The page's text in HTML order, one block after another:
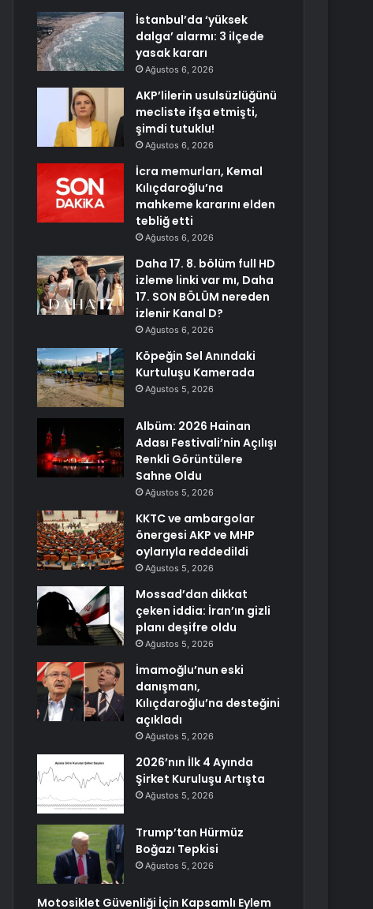
İstanbul’da ‘yüksek
dalga’ alarmı: 3 ilçede
yasak kararı
Ağustos 6, 2026
AKP’lilerin usulsüzlüğünü
mecliste ifşa etmişti,
şimdi tutuklu!
Ağustos 6, 2026
İcra memurları, Kemal
Kılıçdaroğlu’na
mahkeme kararını elden
tebliğ etti
Ağustos 6, 2026
Daha 17. 8. bölüm full HD
izleme linki var mı, Daha
17. SON BÖLÜM nereden
izlenir Kanal D?
Ağustos 6, 2026
Köpeğin Sel Anındaki
Kurtuluşu Kamerada
Ağustos 5, 2026
Albüm: 2026 Hainan
Adası Festivali’nin Açılışı
Renkli Görüntülere
Sahne Oldu
Ağustos 5, 2026
KKTC ve ambargolar
önergesi AKP ve MHP
oylarıyla reddedildi
Ağustos 5, 2026
Mossad’dan dikkat
çeken iddia: İran’ın gizli
planı deşifre oldu
Ağustos 5, 2026
İmamoğlu’nun eski
danışmanı,
Kılıçdaroğlu’na desteğini
açıkladı
Ağustos 5, 2026
2026’nın İlk 4 Ayında
Şirket Kuruluşu Artışta
Ağustos 5, 2026
Trump’tan Hürmüz
Boğazı Tepkisi
Ağustos 5, 2026
Motosiklet Güvenliği İçin Kapsamlı Eylem